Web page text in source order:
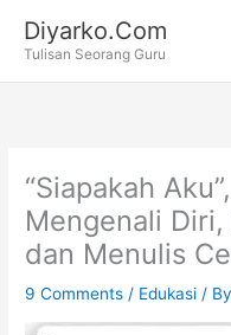
content
Diyarko.Com
Tulisan Seorang Guru
“Siapakah
Mengenali
dan Menulis
9 Comments / Edukasi / By